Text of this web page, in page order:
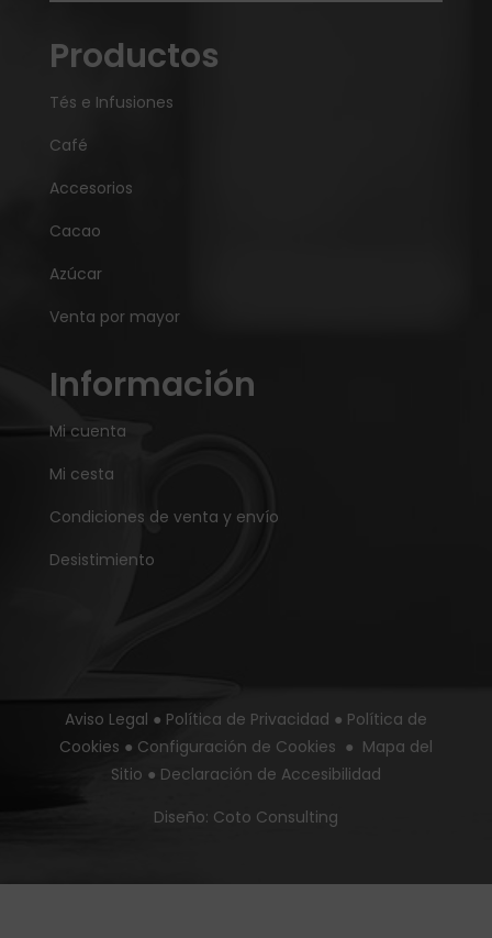
Productos
Tés e Infusiones
Café
Accesorios
Cacao
Azúcar
Venta por mayor
Información
Mi cuenta
Mi cesta
Condiciones de venta y envío
Desistimiento
Aviso Legal ● Política de Privacidad ● Política de
Cookies ● Configuración de Cookies ● Mapa del
Sitio ● Declaración de Accesibilidad
Diseño: Coto Consulting